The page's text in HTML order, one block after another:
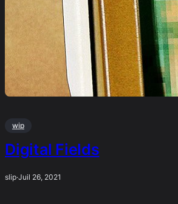
wip
Digital Fields
slip·Juil 26, 2021